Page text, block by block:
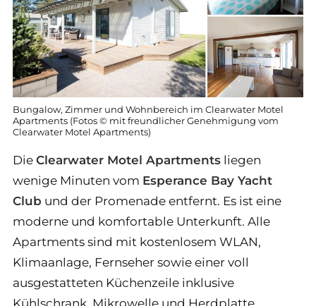
Bungalow, Zimmer und Wohnbereich im Clearwater Motel
Apartments (Fotos © mit freundlicher Genehmigung vom
Clearwater Motel Apartments)
Die Clearwater Motel Apartments liegen
wenige Minuten vom Esperance Bay Yacht
Club und der Promenade entfernt. Es ist eine
moderne und komfortable Unterkunft. Alle
Apartments sind mit kostenlosem WLAN,
Klimaanlage, Fernseher sowie einer voll
ausgestatteten Küchenzeile inklusive
Kühlschrank, Mikrowelle und Herdplatte